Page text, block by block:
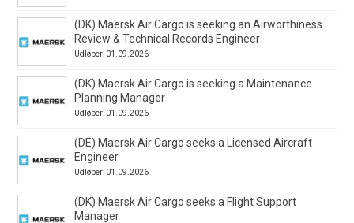
(DK) Maersk Air Cargo is seeking an Airworthiness
Review & Technical Records Engineer
Udløber: 01.09.2026
(DK) Maersk Air Cargo is seeking a Maintenance
Planning Manager
Udløber: 01.09.2026
(DE) Maersk Air Cargo seeks a Licensed Aircraft
Engineer
Udløber: 01.09.2026
(DK) Maersk Air Cargo seeks a Flight Support
Manager